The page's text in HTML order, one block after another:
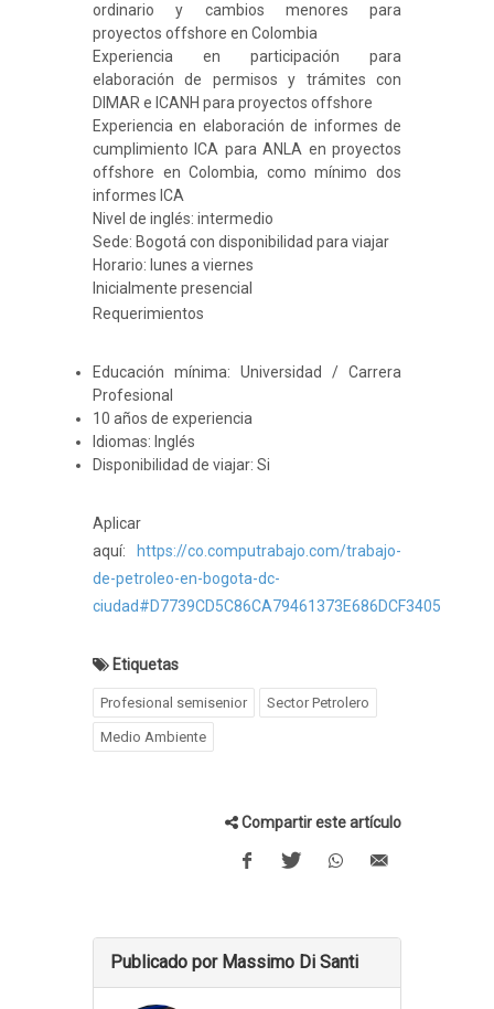
ordinario y cambios menores para
proyectos offshore en Colombia
Experiencia en participación para
elaboración de permisos y trámites con
DIMAR e ICANH para proyectos offshore
Experiencia en elaboración de informes de
cumplimiento ICA para ANLA en proyectos
offshore en Colombia, como mínimo dos
informes ICA
Nivel de inglés: intermedio
Sede: Bogotá con disponibilidad para viajar
Horario: lunes a viernes
Inicialmente presencial
Requerimientos
Educación mínima: Universidad / Carrera
Profesional
10 años de experiencia
Idiomas: Inglés
Disponibilidad de viajar: Si
Aplicar
aquí:
https://co.computrabajo.com/trabajo-
de-petroleo-en-bogota-dc-
ciudad#D7739CD5C86CA79461373E686DCF3405
Etiquetas
Profesional semisenior Sector Petrolero
Medio Ambiente
Compartir este artículo
Publicado por Massimo Di Santi